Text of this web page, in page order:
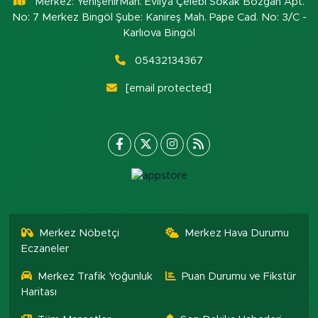
No: 7 Merkez Bingöl Şube: Kanireş Mah. Pape Cad. No: 3/C -
Karlıova Bingöl
05432134367
[email protected]
Merkez Nöbetçi
Eczaneler
Merkez Hava Durumu
Merkez Trafik Yoğunluk
Haritası
Puan Durumu ve Fikstür